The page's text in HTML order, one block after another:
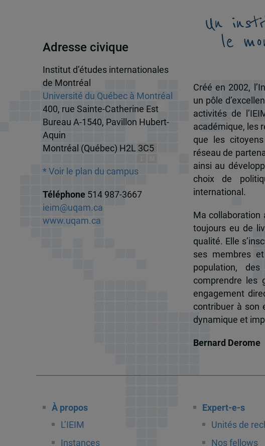
Adresse civique
Institut d’études internationales
de Montréal
Université du Québec à Montréal
400, rue Sainte-Catherine Est
Bureau A-1540, Pavillon Hubert-
Aquin
Montréal (Québec) H2L 3C5
* Voir le plan du campus
Téléphone 514 987-3667
ieim@uqam.ca
www.uqam.ca
Un
le
Créé en 2002,
un pôle
activités de
académique, les
que les
réseau de
ainsi au
choix de
international.
Ma collaboration
toujours eu de
qualité. Elle
ses membres
population,
comprendre les
engagement
contribuer à son
dynamique et
Bernard Derome
À propos
L’IEIM
Instances
Expert-e-s
Unités de
Nos fellows